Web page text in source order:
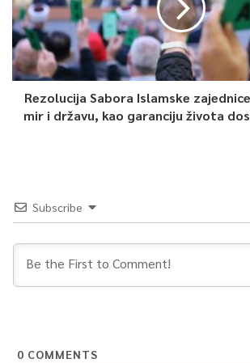
Rezolucija Sabora Islamske
mir i državu, kao garanciju života
Subscribe
0 COMMENTS